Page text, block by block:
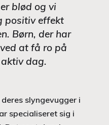
blød og vi
positiv effekt
Børn, der har
at få ro på
dag.
slyngevugger i
specialiseret sig i